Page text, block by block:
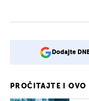
Dodajte
PROČITAJTE I OVO